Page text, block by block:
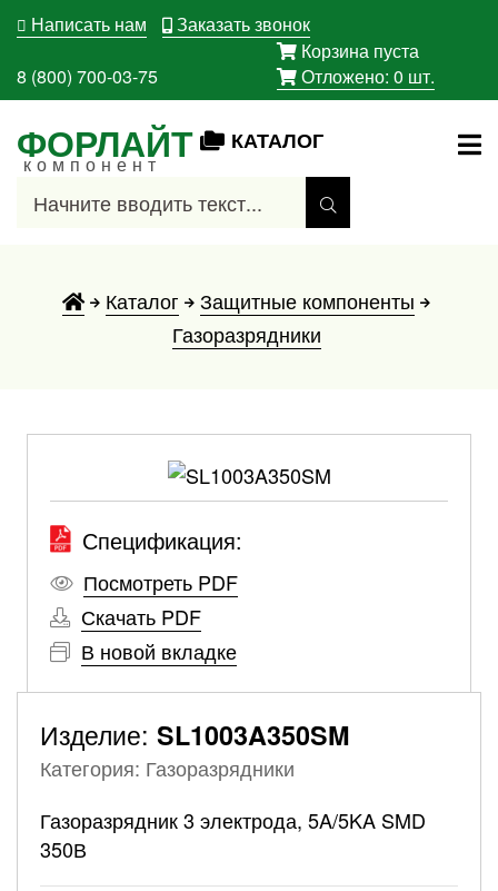
Написать нам Заказать звонок
8 (800) 700-03-75
Корзина пуста
Отложено: 0 шт.
ФОРЛАЙТ
компонент
КАТАЛОГ
Каталог
Защитные компоненты
Газоразрядники
Спецификация:
Посмотреть PDF
Скачать PDF
В новой вкладке
Изделие: SL1003A350SM
Категория: Газоразрядники
Газоразрядник 3 электрода, 5A/5KA SMD
350В